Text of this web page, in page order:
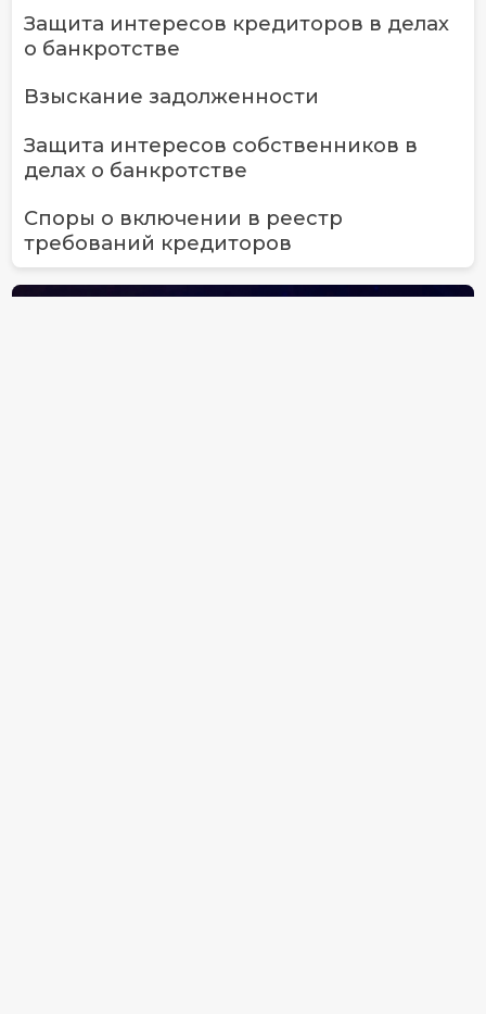
Защита интересов кредиторов в делах
о банкротстве
Взыскание задолженности
Защита интересов собственников в
делах о банкротстве
Споры о включении в реестр
требований кредиторов